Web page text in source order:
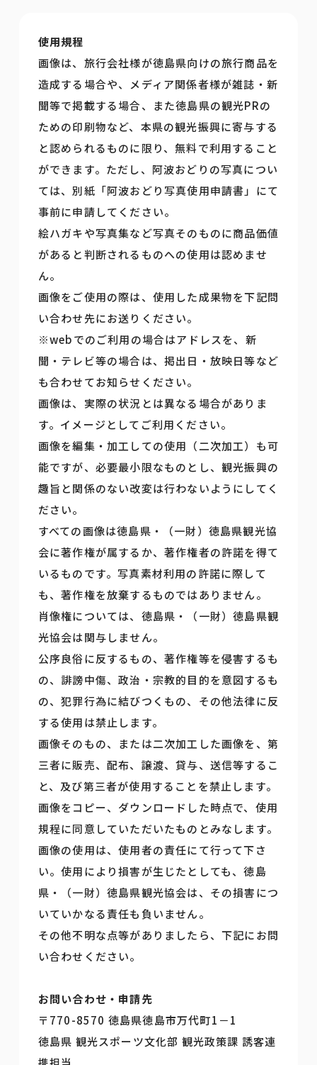
使用規程
画像は、旅行会社様が徳島県向けの旅行商品を
造成する場合や、メディア関係者様が雑誌・新
聞等で掲載する場合、また徳島県の観光PRの
ための印刷物など、本県の観光振興に寄与する
と認められるものに限り、無料で利用すること
ができます。ただし、阿波おどりの写真につい
ては、別紙「阿波おどり写真使用申請書」にて
事前に申請してください。
絵ハガキや写真集など写真そのものに商品価値
があると判断されるものへの使用は認めませ
ん。
画像をご使用の際は、使用した成果物を下記問
い合わせ先にお送りください。
※webでのご利用の場合はアドレスを、新
聞・テレビ等の場合は、掲出日・放映日等など
も合わせてお知らせください。
画像は、実際の状況とは異なる場合がありま
す。イメージとしてご利用ください。
画像を編集・加工しての使用（二次加工）も可
能ですが、必要最小限なものとし、観光振興の
趣旨と関係のない改変は行わないようにしてく
ださい。
すべての画像は徳島県・（一財）徳島県観光協
会に著作権が属するか、著作権者の許諾を得て
いるものです。写真素材利用の許諾に際して
も、著作権を放棄するものではありません。
肖像権については、徳島県・（一財）徳島県観
光協会は関与しません。
公序良俗に反するもの、著作権等を侵害するも
の、誹謗中傷、政治・宗教的目的を意図するも
の、犯罪行為に結びつくもの、その他法律に反
する使用は禁止します。
画像そのもの、または二次加工した画像を、第
三者に販売、配布、譲渡、貸与、送信等するこ
と、及び第三者が使用することを禁止します。
画像をコピー、ダウンロードした時点で、使用
規程に同意していただいたものとみなします。
画像の使用は、使用者の責任にて行って下さ
い。使用により損害が生じたとしても、徳島
県・（一財）徳島県観光協会は、その損害につ
いていかなる責任も負いません。
その他不明な点等がありましたら、下記にお問
い合わせください。
お問い合わせ・申請先
〒770-8570 徳島県徳島市万代町1－1
徳島県 観光スポーツ文化部 観光政策課 誘客連